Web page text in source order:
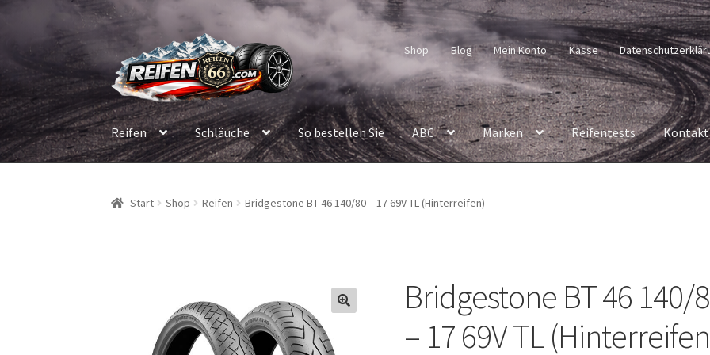
Navigation
springen
Inhalt
springen
Shop Blog Mein Konto Kasse
Reifen Schläuche So bestellen Sie ABC Marken Reifentests Kontakt
Start Shop Reifen Bridgestone BT 46 140/80 – 17 69V TL (Hinterreifen)
Bridgestone BT 46 140/
– 17 69V TL